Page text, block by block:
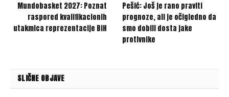
Mundobasket 2027: Poznat
raspored kvalifikacionih
utakmica reprezentacije BiH
Pešić: Još je rano praviti
prognoze, ali je očigledno da
smo dobili dosta jake
protivnike
SLIČNE OBJAVE